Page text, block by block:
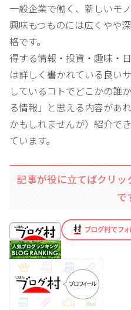
一般企業で働く、新しいモ
興味もつものには広くやや
格です。
得する情報・投資・趣味・
は詳しく書かれている良い
しているコトでどこかの誰
る情報」と思える内容があ
かもしれませんが）紹介で
ています。
記事が役に立てばクリ
で